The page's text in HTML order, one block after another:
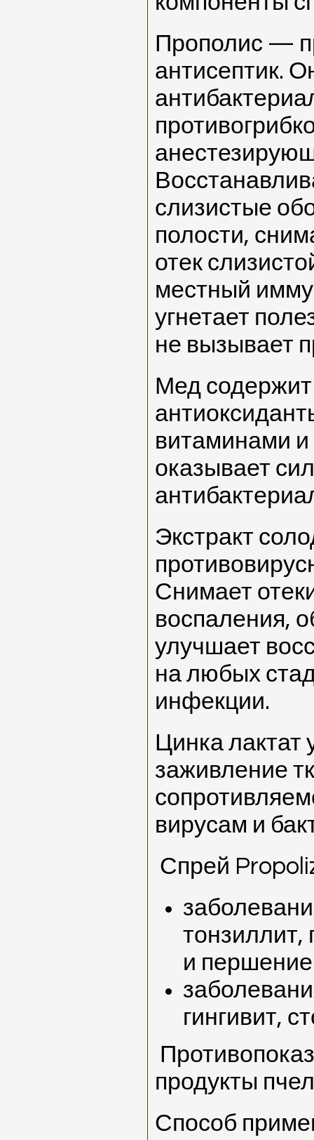
Прополис —
антисептик.
слизистые
полости,
отек
местный
угнетает
не вызывает
Мед
витаминами
оказывает
Экстракт
Снимает
воспаления,
улучшает
на любых
инфекции.
Цинка лактат
заживление
вирусам и
Спрей
тонзиллит,
и першение
гингивит,
продукты
Способ